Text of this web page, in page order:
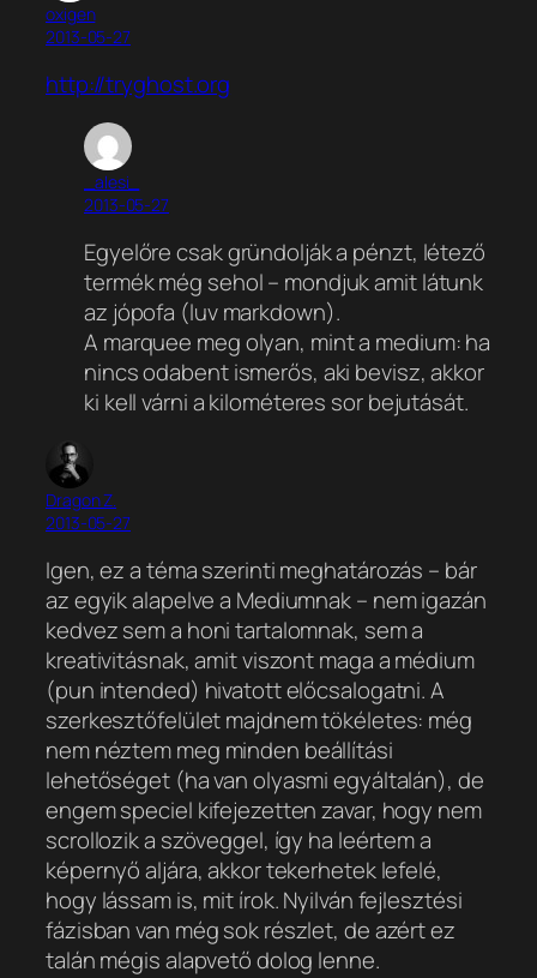
oxigen
2013-05-27
http://tryghost.org
_alesi_
2013-05-27
Egyelőre csak gründolják a pénzt, létező
termék még sehol – mondjuk amit látunk
az jópofa (luv markdown).
A marquee meg olyan, mint a medium: ha
nincs odabent ismerős, aki bevisz, akkor
ki kell várni a kilométeres sor bejutását.
Dragon Z.
2013-05-27
Igen, ez a téma szerinti meghatározás – bár
az egyik alapelve a Mediumnak – nem igazán
kedvez sem a honi tartalomnak, sem a
kreativitásnak, amit viszont maga a médium
(pun intended) hivatott előcsalogatni. A
szerkesztőfelület majdnem tökéletes: még
nem néztem meg minden beállítási
lehetőséget (ha van olyasmi egyáltalán), de
engem speciel kifejezetten zavar, hogy nem
scrollozik a szöveggel, így ha leértem a
képernyő aljára, akkor tekerhetek lefelé,
hogy lássam is, mit írok. Nyilván fejlesztési
fázisban van még sok részlet, de azért ez
talán mégis alapvető dolog lenne.